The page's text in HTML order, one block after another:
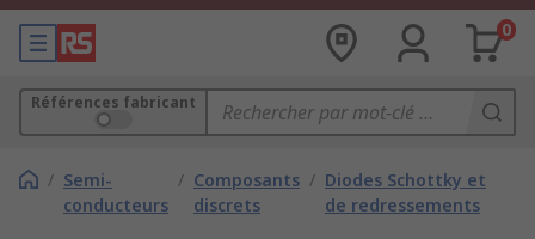
0
Références fabricant
/ Semi-
conducteurs
/ Composants
discrets
/ Diodes Schottky et
de redressements